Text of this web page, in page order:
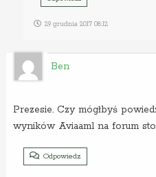
29 grudnia 2017 08:12
Ben
Prezesie. Czy mógłbyś
wyników Aviaaml na forum
Odpowiedz